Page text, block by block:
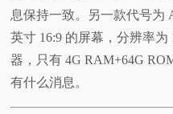
息保持一致。另一款代号为
英寸 16:9 的屏幕，分辨率为
器，只有 4G RAM+64G
有什么消息。